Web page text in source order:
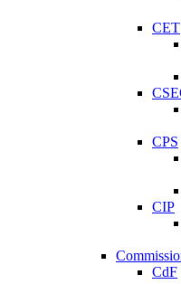
CET
CPS
CIP
CdF